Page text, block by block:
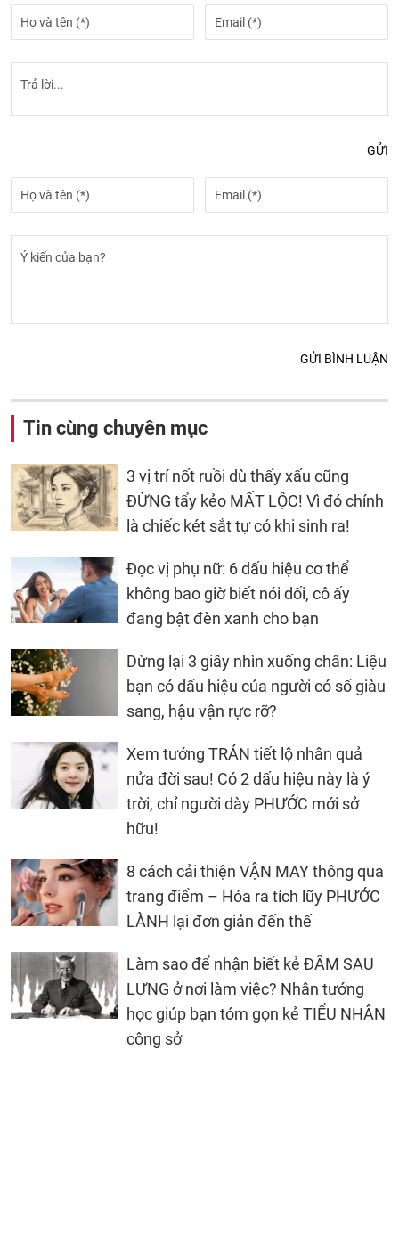
GỬI
GỬI BÌNH LUẬN
Tin cùng chuyên mục
3 vị trí nốt ruồi dù thấy xấu cũng
ĐỪNG tẩy kẻo MẤT LỘC! Vì đó chính
là chiếc két sắt tự có khi sinh ra!
Đọc vị phụ nữ: 6 dấu hiệu cơ thể
không bao giờ biết nói dối, cô ấy
đang bật đèn xanh cho bạn
Dừng lại 3 giây nhìn xuống chân: Liệu
bạn có dấu hiệu của người có số giàu
sang, hậu vận rực rỡ?
Xem tướng TRÁN tiết lộ nhân quả
nửa đời sau! Có 2 dấu hiệu này là ý
trời, chỉ người dày PHƯỚC mới sở
hữu!
8 cách cải thiện VẬN MAY thông qua
trang điểm – Hóa ra tích lũy PHƯỚC
LÀNH lại đơn giản đến thế
Làm sao để nhận biết kẻ ĐÂM SAU
LƯNG ở nơi làm việc? Nhân tướng
học giúp bạn tóm gọn kẻ TIỂU NHÂN
công sở